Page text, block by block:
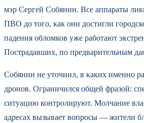
мэр Сергей Собянин. Все аппараты
ПВО до того, как они достигли
падения обломков уже работают
Пострадавших, по предварительным
Собянин не уточнил, в каких именно
дронов. Ограничился общей фразой:
ситуацию контролируют. Молчание
адресах вызывает вопросы — жители